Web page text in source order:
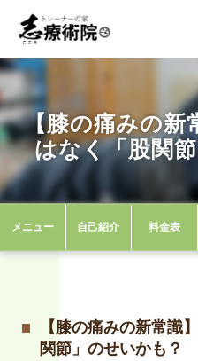
メニュー 自己紹介 料金表
【膝の痛みの新
はなく「股関
【膝の痛みの新常識
関節」のせいかも？